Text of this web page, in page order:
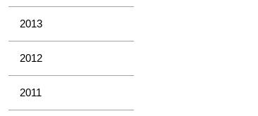
2013
2012
2011